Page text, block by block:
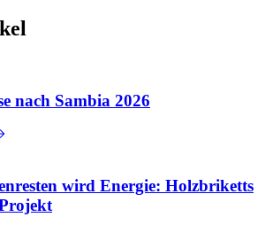
nach Sambia 2026
wird Energie: Holzbriketts